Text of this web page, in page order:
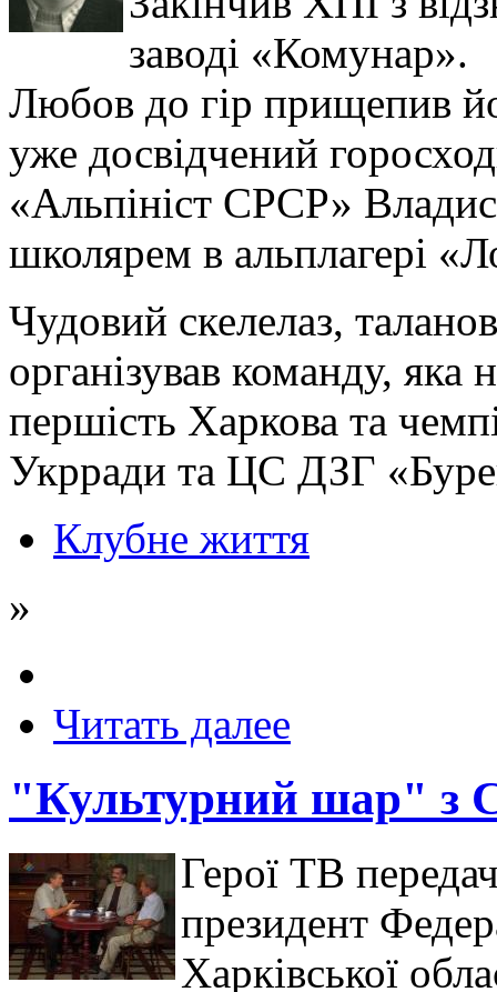
заводі «Комунар».
Любов до гір прищепив
уже досвідчений
«Альпініст СРСР»
школярем в альплагері
Чудовий скелелаз,
організував команду, яка
першість Харкова та
Укрради та ЦС ДЗГ
Клубне життя
»
Читать далее
"Культурний шар" з
Герої ТВ
президент
Харківської